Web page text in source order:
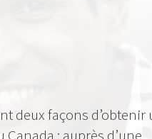
deux façons d’obtenir
: auprès d’une